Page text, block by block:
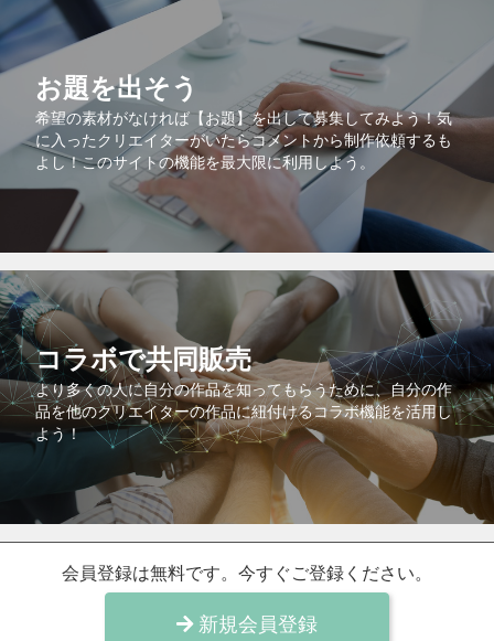
お題を出そう
希望の素材がなければ【お題】を出して募集してみよう！気
に入ったクリエイターがいたらコメントから制作依頼するも
よし！このサイトの機能を最大限に利用しよう。
コラボで共同販売
より多くの人に自分の作品を知ってもらうために、自分の作
品を他のクリエイターの作品に紐付けるコラボ機能を活用し
よう！
会員登録は無料です。今すぐご登録ください。
新規会員登録